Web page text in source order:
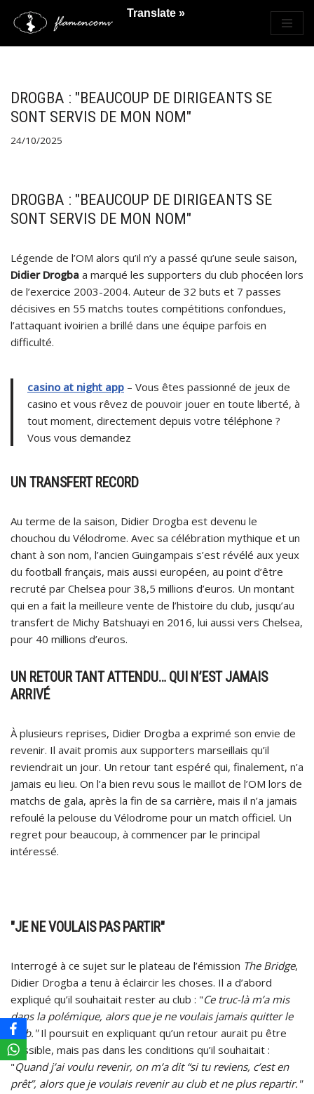
Saltar
DROGBA : "BEAUCOUP DE DIRIGEANTS SE
SONT SERVIS DE MON NOM"
24/10/2025
DROGBA : "BEAUCOUP DE DIRIGEANTS SE
SONT SERVIS DE MON NOM"
Légende de l’OM alors qu’il n’y a passé qu’une seule saison,
Didier Drogba a marqué les supporters du club phocéen lors
de l’exercice 2003-2004. Auteur de 32 buts et 7 passes
décisives en 55 matchs toutes compétitions confondues,
l’attaquant ivoirien a brillé dans une équipe parfois en
difficulté.
casino at night app – Vous êtes passionné de jeux de
casino et vous rêvez de pouvoir jouer en toute liberté, à
tout moment, directement depuis votre téléphone ?
Vous vous demandez
UN TRANSFERT RECORD
Au terme de la saison, Didier Drogba est devenu le
chouchou du Vélodrome. Avec sa célébration mythique et un
chant à son nom, l’ancien Guingampais s’est révélé aux yeux
du football français, mais aussi européen, au point d’être
recruté par Chelsea pour 38,5 millions d’euros. Un montant
qui en a fait la meilleure vente de l’histoire du club, jusqu’au
transfert de Michy Batshuayi en 2016, lui aussi vers Chelsea,
pour 40 millions d’euros.
UN RETOUR TANT ATTENDU… QUI N’EST JAMAIS
ARRIVÉ
À plusieurs reprises, Didier Drogba a exprimé son envie de
revenir. Il avait promis aux supporters marseillais qu’il
reviendrait un jour. Un retour tant espéré qui, finalement, n’a
jamais eu lieu. On l’a bien revu sous le maillot de l’OM lors de
matchs de gala, après la fin de sa carrière, mais il n’a jamais
refoulé la pelouse du Vélodrome pour un match officiel. Un
regret pour beaucoup, à commencer par le principal
intéressé.
"JE NE VOULAIS PAS PARTIR"
Interrogé à ce sujet sur le plateau de l’émission The Bridge,
Didier Drogba a tenu à éclaircir les choses. Il a d’abord
expliqué qu’il souhaitait rester au club : "Ce truc-là m’a mis
dans la polémique, alors que je ne voulais jamais quitter le
club."Il poursuit en expliquant qu’un retour aurait pu être
possible, mais pas dans les conditions qu’il souhaitait :
"Quand j’ai voulu revenir, on m’a dit “si tu reviens, c’est en
prêt”, alors que je voulais revenir au club et ne plus repartir."
Translate »